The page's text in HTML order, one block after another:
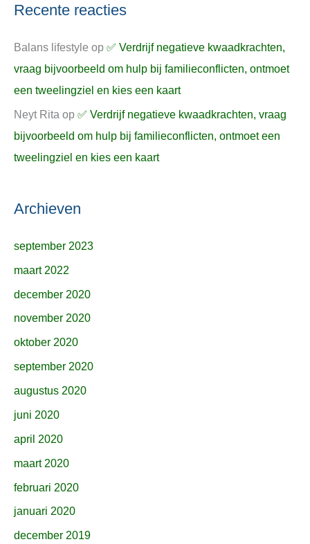
Recente reacties
Balans lifestyle op ✅ Verdrijf negatieve kwaadkrachten,
vraag bijvoorbeeld om hulp bij familieconflicten, ontmoet
een tweelingziel en kies een kaart
Neyt Rita op ✅ Verdrijf negatieve kwaadkrachten, vraag
bijvoorbeeld om hulp bij familieconflicten, ontmoet een
tweelingziel en kies een kaart
Archieven
september 2023
maart 2022
december 2020
november 2020
oktober 2020
september 2020
augustus 2020
juni 2020
april 2020
maart 2020
februari 2020
januari 2020
december 2019